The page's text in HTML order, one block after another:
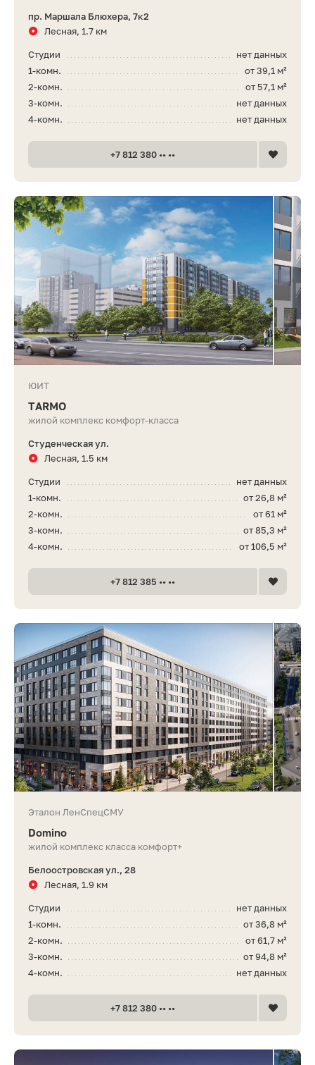
пр. Маршала Блюхера, 7к2
Лесная, 1.7 км
нет данных
Студии
от 39,1 м²
1-комн.
от 57,1 м²
2-комн.
нет данных
3-комн.
нет данных
4-комн.
+7 812 380 •• ••
ЮИТ
TARMO
жилой комплекс комфорт-класса
Студенческая ул.
Лесная, 1.5 км
нет данных
Студии
от 26,8 м²
1-комн.
от 61 м²
2-комн.
от 85,3 м²
3-комн.
от 106,5 м²
4-комн.
+7 812 385 •• ••
Эталон ЛенСпецСМУ
Domino
жилой комплекс класса комфорт+
Белоостровская ул., 28
Лесная, 1.9 км
нет данных
Студии
от 36,8 м²
1-комн.
от 61,7 м²
2-комн.
от 94,8 м²
3-комн.
нет данных
4-комн.
+7 812 380 •• ••